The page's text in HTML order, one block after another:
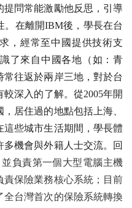
問常能激勵他反思，引導
。在離開IBM後，學長在台
，經常至中國提供技術支
了來自中國各地（如：青
往返於兩岸三地，對於台
深入的了解。從2005年開
居住過的地點包括上海、
些城市生活期間，學長體
機會與外籍人士交流。回
並負責第一個大型電腦主機
保險業務核心系統；目前
台灣首次的保險系統轉換